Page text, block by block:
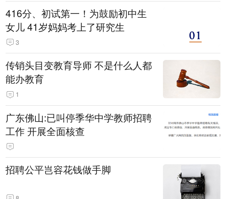
416分、初试第一！为鼓励初中生
女儿 41岁妈妈考上了研究生
3
传销头目变教育导师 不是什么人都
能办教育
1
广东佛山:已叫停季华中学教师招聘
工作 开展全面核查
招聘公平岂容花钱做手脚